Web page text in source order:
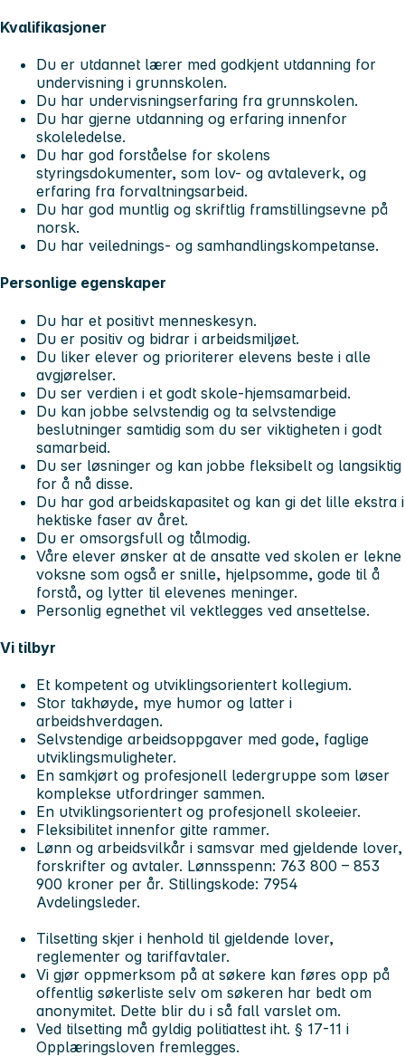
Kvalifikasjoner
Du er utdannet lærer med godkjent utdanning for
undervisning i grunnskolen.
Du har undervisningserfaring fra grunnskolen.
Du har gjerne utdanning og erfaring innenfor
skoleledelse.
Du har god forståelse for skolens
styringsdokumenter, som lov- og avtaleverk, og
erfaring fra forvaltningsarbeid.
Du har god muntlig og skriftlig framstillingsevne på
norsk.
Du har veilednings- og samhandlingskompetanse.
Personlige egenskaper
Du har et positivt menneskesyn.
Du er positiv og bidrar i arbeidsmiljøet.
Du liker elever og prioriterer elevens beste i alle
avgjørelser.
Du ser verdien i et godt skole-hjemsamarbeid.
Du kan jobbe selvstendig og ta selvstendige
beslutninger samtidig som du ser viktigheten i godt
samarbeid.
Du ser løsninger og kan jobbe fleksibelt og langsiktig
for å nå disse.
Du har god arbeidskapasitet og kan gi det lille ekstra i
hektiske faser av året.
Du er omsorgsfull og tålmodig.
Våre elever ønsker at de ansatte ved skolen er lekne
voksne som også er snille, hjelpsomme, gode til å
forstå, og lytter til elevenes meninger.
Personlig egnethet vil vektlegges ved ansettelse.
Vi tilbyr
Et kompetent og utviklingsorientert kollegium.
Stor takhøyde, mye humor og latter i
arbeidshverdagen.
Selvstendige arbeidsoppgaver med gode, faglige
utviklingsmuligheter.
En samkjørt og profesjonell ledergruppe som løser
komplekse utfordringer sammen.
En utviklingsorientert og profesjonell skoleeier.
Fleksibilitet innenfor gitte rammer.
Lønn og arbeidsvilkår i samsvar med gjeldende lover,
forskrifter og avtaler. Lønnsspenn: 763 800 – 853
900 kroner per år. Stillingskode: 7954
Avdelingsleder.
Tilsetting skjer i henhold til gjeldende lover,
reglementer og tariffavtaler.
Vi gjør oppmerksom på at søkere kan føres opp på
offentlig søkerliste selv om søkeren har bedt om
anonymitet. Dette blir du i så fall varslet om.
Ved tilsetting må gyldig politiattest iht. § 17-11 i
Opplæringsloven fremlegges.